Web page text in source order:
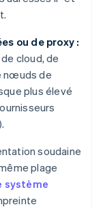
ou de proxy :
cloud, de
nœuds de
plus élevé
soudaine
plage
système